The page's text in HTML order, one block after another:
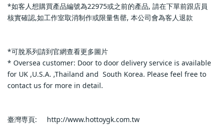
*如客人想購買產品編號為22975或之前的產品, 請在下單前跟店員
核實確認,如工作室取消制作或限量售罄, 本公司會為客人退款
*可脫系列請到官網查看更多圖片
* Oversea customer: Door to door delivery service is available
for UK ,U.S.A. ,Thailand and  South Korea. Please feel free to
contact us for more in detail.
臺灣専頁:     http://www.hottoygk.com.tw